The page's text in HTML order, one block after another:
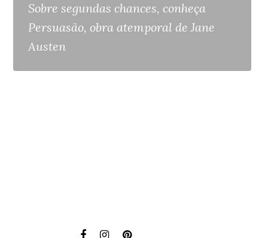
Sobre segundas chances, conheça
Persuasão, obra atemporal de Jane
Austen